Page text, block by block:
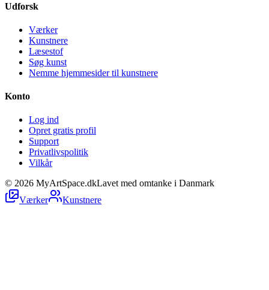
Udforsk
Værker
Kunstnere
Læsestof
Søg kunst
Nemme hjemmesider til kunstnere
Konto
Log ind
Opret gratis profil
Support
Privatlivspolitik
Vilkår
© 2026 MyArtSpace.dkLavet med omtanke i Danmark
Værker
Kunstnere